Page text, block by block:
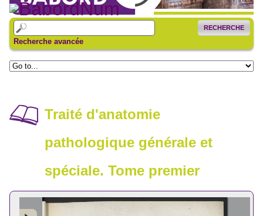
RECHERCHE
Recherche avancée
Traité d'anatomie
pathologique générale et
spéciale. Tome premier